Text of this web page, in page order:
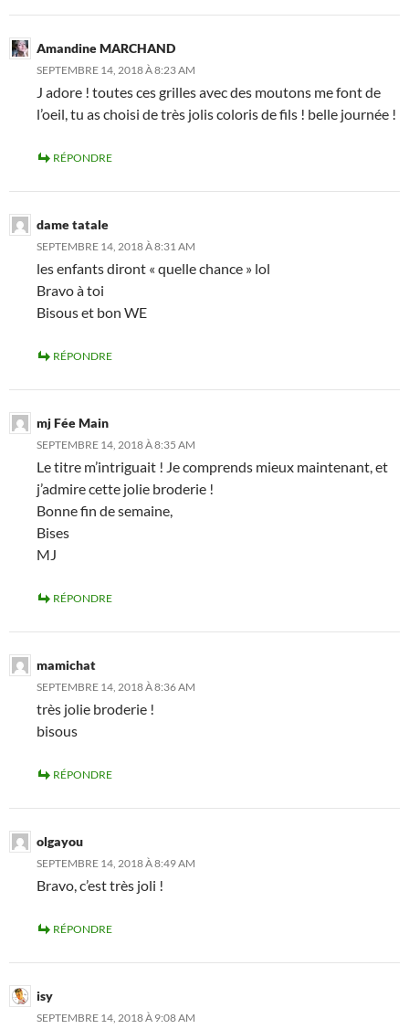
Amandine MARCHAND
SEPTEMBRE 14, 2018 À 8:23 AM
J adore ! toutes ces grilles avec des moutons me font de
l’oeil, tu as choisi de très jolis coloris de fils ! belle journée !
RÉPONDRE
dame tatale
SEPTEMBRE 14, 2018 À 8:31 AM
les enfants diront « quelle chance » lol
Bravo à toi
Bisous et bon WE
RÉPONDRE
mj Fée Main
SEPTEMBRE 14, 2018 À 8:35 AM
Le titre m’intriguait ! Je comprends mieux maintenant, et
j’admire cette jolie broderie !
Bonne fin de semaine,
Bises
MJ
RÉPONDRE
mamichat
SEPTEMBRE 14, 2018 À 8:36 AM
très jolie broderie !
bisous
RÉPONDRE
olgayou
SEPTEMBRE 14, 2018 À 8:49 AM
Bravo, c’est très joli !
RÉPONDRE
isy
SEPTEMBRE 14, 2018 À 9:08 AM